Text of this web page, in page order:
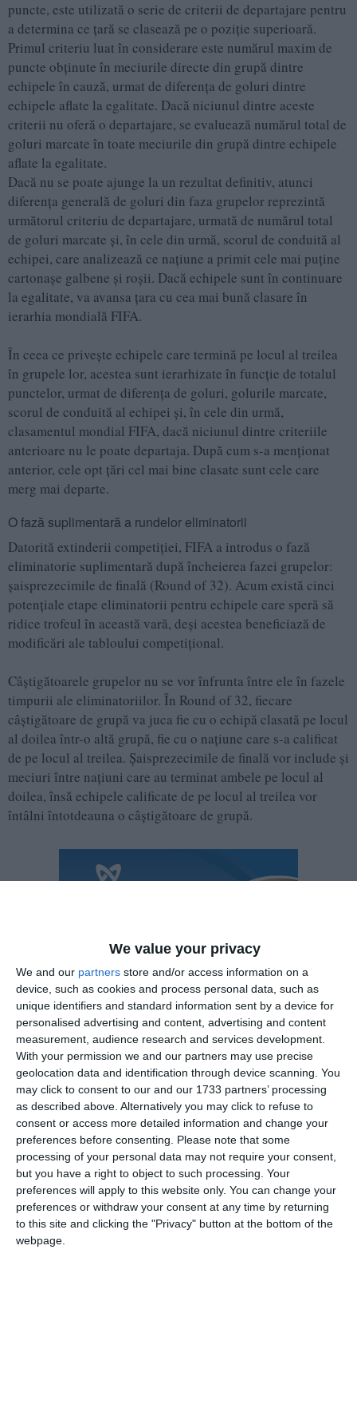
We value your privacy
We and our partners store and/or access information on a
device, such as cookies and process personal data, such as
unique identifiers and standard information sent by a device for
personalised advertising and content, advertising and content
measurement, audience research and services development.
With your permission we and our partners may use precise
geolocation data and identification through device scanning. You
may click to consent to our and our 1733 partners’ processing
as described above. Alternatively you may click to refuse to
consent or access more detailed information and change your
preferences before consenting.
Please note that some
processing of your personal data may not require your consent,
but you have a right to object to such processing. Your
preferences will apply to this website only. You can change your
preferences or withdraw your consent at any time by returning
to this site and clicking the "Privacy" button at the bottom of the
webpage.
puncte, este utilizată o serie de criterii de departajare pentru
a determina ce țară se clasează pe o poziție superioară.
Primul criteriu luat în considerare este numărul maxim de
puncte obținute în meciurile directe din grupă dintre
echipele în cauză, urmat de diferența de goluri dintre
echipele aflate la egalitate. Dacă niciunul dintre aceste
criterii nu oferă o departajare, se evaluează numărul total de
goluri marcate în toate meciurile din grupă dintre echipele
aflate la egalitate.
Dacă nu se poate ajunge la un rezultat definitiv, atunci
diferența generală de goluri din faza grupelor reprezintă
următorul criteriu de departajare, urmată de numărul total
de goluri marcate și, în cele din urmă, scorul de conduită al
echipei, care analizează ce națiune a primit cele mai puține
cartonașe galbene și roșii. Dacă echipele sunt în continuare
la egalitate, va avansa țara cu cea mai bună clasare în
ierarhia mondială FIFA.
În ceea ce privește echipele care termină pe locul al treilea
în grupele lor, acestea sunt ierarhizate în funcție de totalul
punctelor, urmat de diferența de goluri, golurile marcate,
scorul de conduită al echipei și, în cele din urmă,
clasamentul mondial FIFA, dacă niciunul dintre criteriile
anterioare nu le poate departaja. După cum s-a menționat
anterior, cele opt țări cel mai bine clasate sunt cele care
merg mai departe.
O fază suplimentară a rundelor eliminatorii
Datorită extinderii competiției, FIFA a introdus o fază
eliminatorie suplimentară după încheierea fazei grupelor:
șaisprezecimile de finală (Round of 32). Acum există cinci
potențiale etape eliminatorii pentru echipele care speră să
ridice trofeul în această vară, deși acestea beneficiază de
modificări ale tabloului competițional.
Câștigătoarele grupelor nu se vor înfrunta între ele în fazele
timpurii ale eliminatoriilor. În Round of 32, fiecare
câștigătoare de grupă va juca fie cu o echipă clasată pe locul
al doilea într-o altă grupă, fie cu o națiune care s-a calificat
de pe locul al treilea. Șaisprezecimile de finală vor include și
meciuri între națiuni care au terminat ambele pe locul al
doilea, însă echipele calificate de pe locul al treilea vor
întâlni întotdeauna o câștigătoare de grupă.
Ulterior, echipele urmează un tablou prestabilit, permițând
tuturor să vadă cu cine ar putea juca în fiecare rundă
subsecventă. Formatul reflectă pe cele ale edițiilor
anterioare ale Cupei Mondiale, câștigătoarele fiecărei faze
avansând în optimile de finală, sferturile de finală și
semifinale. Echipele învinse în penultimul act vor disputa în
continuare finala mică pentru medalia de bronz înaintea